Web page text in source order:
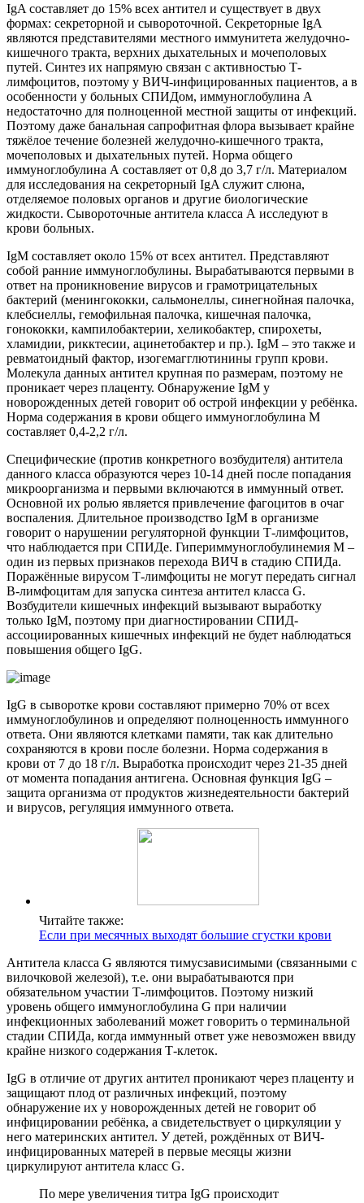
IgA составляет до 15% всех антител и существует в двух
формах: секреторной и сывороточной. Секреторные IgA
являются представителями местного иммунитета желудочно-
кишечного тракта, верхних дыхательных и мочеполовых
путей. Синтез их напрямую связан с активностью Т-
лимфоцитов, поэтому у ВИЧ-инфицированных пациентов, а в
особенности у больных СПИДом, иммуноглобулина А
недостаточно для полноценной местной защиты от инфекций.
Поэтому даже банальная сапрофитная флора вызывает крайне
тяжёлое течение болезней желудочно-кишечного тракта,
мочеполовых и дыхательных путей. Норма общего
иммуноглобулина А составляет от 0,8 до 3,7 г/л. Материалом
для исследования на секреторный IgA служит слюна,
отделяемое половых органов и другие биологические
жидкости. Сывороточные антитела класса А исследуют в
крови больных.
IgM составляет около 15% от всех антител. Представляют
собой ранние иммуноглобулины. Вырабатываются первыми в
ответ на проникновение вирусов и грамотрицательных
бактерий (менингококки, сальмонеллы, синегнойная палочка,
клебсиеллы, гемофильная палочка, кишечная палочка,
гонококки, кампилобактерии, хеликобактер, спирохеты,
хламидии, рикктесии, ацинетобактер и пр.). IgM – это также и
ревматоидный фактор, изогемагглютинины групп крови.
Молекула данных антител крупная по размерам, поэтому не
проникает через плаценту. Обнаружение IgM у
новорожденных детей говорит об острой инфекции у ребёнка.
Норма содержания в крови общего иммуноглобулина М
составляет 0,4-2,2 г/л.
Специфические (против конкретного возбудителя) антитела
данного класса образуются через 10-14 дней после попадания
микроорганизма и первыми включаются в иммунный ответ.
Основной их ролью является привлечение фагоцитов в очаг
воспаления. Длительное производство IgM в организме
говорит о нарушении регуляторной функции Т-лимфоцитов,
что наблюдается при СПИДе. Гипериммуноглобулинемия М –
один из первых признаков перехода ВИЧ в стадию СПИДа.
Поражённые вирусом Т-лимфоциты не могут передать сигнал
В-лимфоцитам для запуска синтеза антител класса G.
Возбудители кишечных инфекций вызывают выработку
только IgM, поэтому при диагностировании СПИД-
ассоциированных кишечных инфекций не будет наблюдаться
повышения общего IgG.
IgG в сыворотке крови составляют примерно 70% от всех
иммуноглобулинов и определяют полноценность иммунного
ответа. Они являются клетками памяти, так как длительно
сохраняются в крови после болезни. Норма содержания в
крови от 7 до 18 г/л. Выработка происходит через 21-35 дней
от момента попадания антигена. Основная функция IgG –
защита организма от продуктов жизнедеятельности бактерий
и вирусов, регуляция иммунного ответа.
Читайте также:
Если при месячных выходят большие сгустки крови
Антитела класса G являются тимусзависимыми (связанными с
вилочковой железой), т.е. они вырабатываются при
обязательном участии Т-лимфоцитов. Поэтому низкий
уровень общего иммуноглобулина G при наличии
инфекционных заболеваний может говорить о терминальной
стадии СПИДа, когда иммунный ответ уже невозможен ввиду
крайне низкого содержания Т-клеток.
IgG в отличие от других антител проникают через плаценту и
защищают плод от различных инфекций, поэтому
обнаружение их у новорожденных детей не говорит об
инфицировании ребёнка, а свидетельствует о циркуляции у
него материнских антител. У детей, рождённых от ВИЧ-
инфицированных матерей в первые месяцы жизни
циркулируют антитела класс G.
По мере увеличения титра IgG происходит